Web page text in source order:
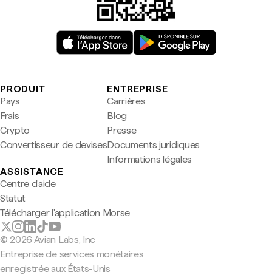
PRODUIT
Pays
Frais
Crypto
Convertisseur de devises
ENTREPRISE
Carrières
Blog
Presse
Documents juridiques
Informations légales
ASSISTANCE
Centre d'aide
Statut
Télécharger l'application Morse
© 2026 Avian Labs, Inc
Entreprise de services monétaires
enregistrée aux États-Unis